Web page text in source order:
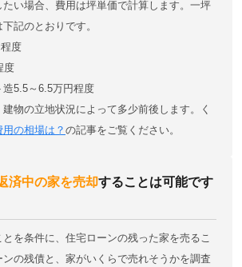
い場合、費用は坪単価で計算します。一坪
記のとおりです。
度
度
造5.5～6.5万円程度
物の立地状況によって多少前後します。く
の相場は？の記事をご覧ください。
済中の家を売却することは可能です
を条件に、住宅ローンの残った家を売るこ
ンの残債と、家がいくらで売れそうかを調査